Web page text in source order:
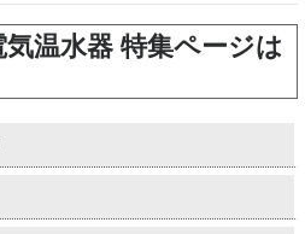
温水器 特集ページは